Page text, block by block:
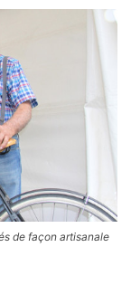
de façon artisanale